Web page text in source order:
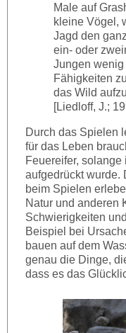
Male auf
kleine Vögel,
Jagd den
ein- oder
Jungen
Fähigkeiten
das Wild
[Liedloff, J.;
Durch das Spielen
für das Leben
Feuereifer,
aufgedrückt wurde.
beim Spielen
Natur und anderen
Schwierigkeiten
Beispiel bei
bauen auf dem
genau die Dinge,
dass es das